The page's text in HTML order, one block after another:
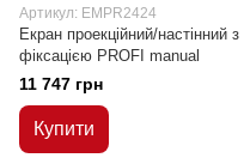
Артикул: EMPR2424
Екран проекційний/настінний з
фіксацією PROFI manual
11 747 грн
Купити